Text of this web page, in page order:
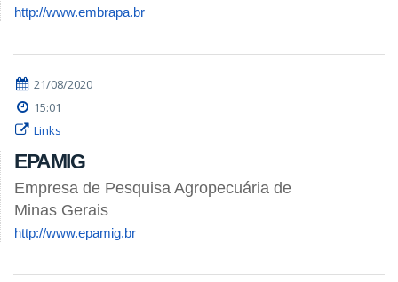
http://www.embrapa.br
21/08/2020
15:01
Links
EPAMIG
Empresa de Pesquisa Agropecuária de
Minas Gerais
http://www.epamig.br